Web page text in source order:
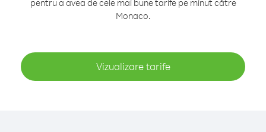
pentru a avea de cele mai bune tarife pe minut către
Monaco.
Vizualizare tarife